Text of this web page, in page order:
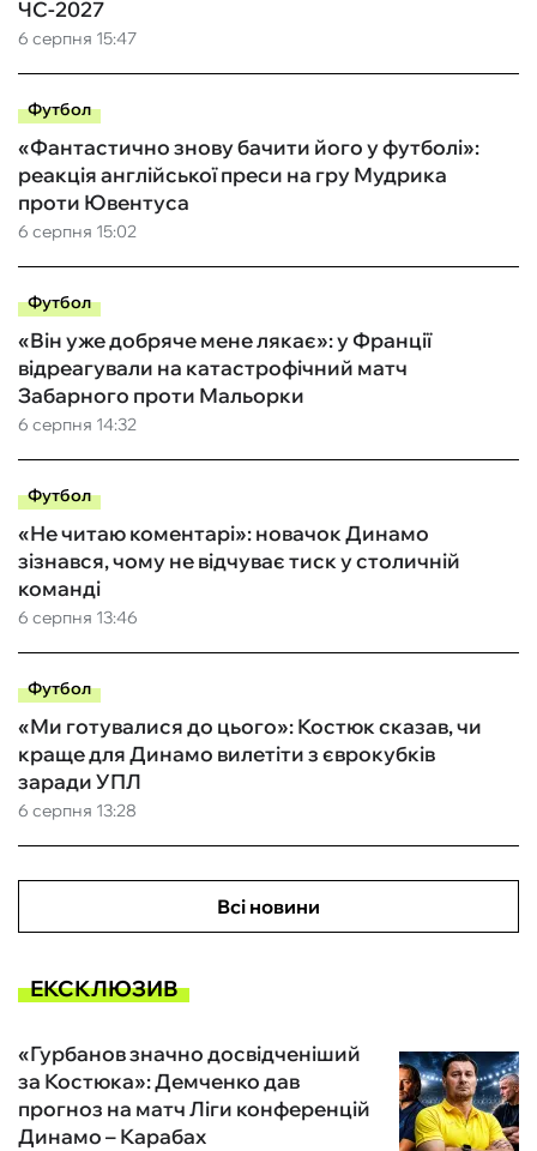
6 серпня 15:47
ЧС-2027
Футбол
6 серпня 15:02
«Фантастично знову бачити його у футболі»:
реакція англійської преси на гру Мудрика
проти Ювентуса
Футбол
6 серпня 14:32
«Він уже добряче мене лякає»: у Франції
відреагували на катастрофічний матч
Забарного проти Мальорки
Футбол
6 серпня 13:46
«Не читаю коментарі»: новачок Динамо
зізнався, чому не відчуває тиск у столичній
команді
Футбол
6 серпня 13:28
«Ми готувалися до цього»: Костюк сказав, чи
краще для Динамо вилетіти з єврокубків
заради УПЛ
Всі новини
ЕКСКЛЮЗИВ
«Гурбанов значно досвідченіший
за Костюка»: Демченко дав
прогноз на матч Ліги конференцій
Динамо – Карабах